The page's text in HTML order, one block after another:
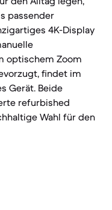
passender
4K-Display
optischem Zoom
findet im
Gerät. Beide
refurbished
Wahl für den